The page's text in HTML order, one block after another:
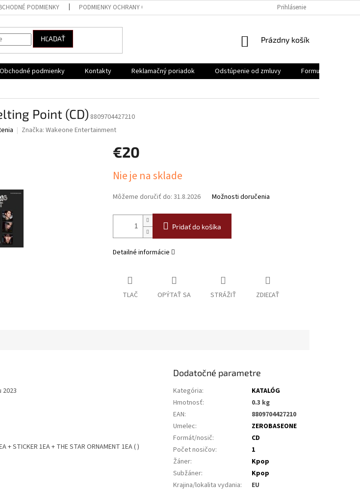
PODMIENKY PODMIENKY OCHRANY OSOBNÝCH ÚDAJOV REKLAMAČNÝ PORIADOK FORMULÁR NA
Prihlásenie
HĽADAŤ
NÁKUPNÝ
Prázdny košík
Obchodné podmienky Kontakty Reklamačný poriadok Odstúpenie od zmluvy
Formulár na
Point (CD) 8809704427210
Značka: Wakeone Entertainment
€20
cena:
Nie je na sklade
Môžeme doručiť do: 31.8.2026 Možnosti doručenia
Pridať do košíka
Detailné informácie
TLAČ OPÝTAŤ SA STRÁŽIŤ ZDIEĽAŤ
2023
+ STICKER 1EA + THE STAR ORNAMENT 1EA ( )
Dodatočné parametre
Kategória:
KATALÓG
Hmotnosť:
0.3 kg
EAN:
8809704427210
Umelec:
ZEROBASEONE
Formát/nosič:
CD
Počet nosičov:
1
Žáner:
Kpop
Subžáner:
Kpop
Krajina/lokalita vydania:
EU